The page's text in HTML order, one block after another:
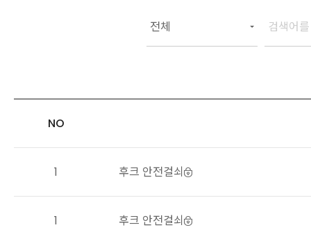
NO
1 후크 안전걸쇠
1 후크 안전걸쇠